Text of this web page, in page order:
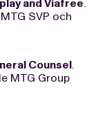
and Viafree.
SVP och
Counsel.
MTG Group